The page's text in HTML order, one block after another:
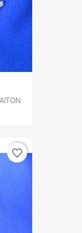
favorite_border